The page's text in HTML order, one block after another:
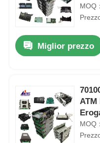
MOQ
Miglior prezzo
MOQ